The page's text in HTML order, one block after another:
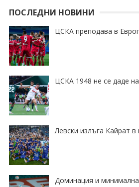
ПОСЛЕДНИ НОВИНИ
ЦСКА преподава в
ЦСКА 1948 не се даде
Левски излъга Кайрат в
Доминация и